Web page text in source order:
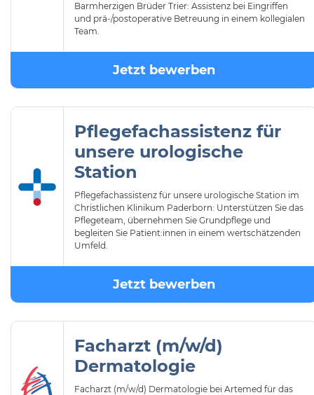
Barmherzigen Brüder Trier: Assistenz bei Eingriffen
und prä-/postoperative Betreuung in einem kollegialen
Team.
Jetzt bewerben
Pflegefachassistenz für
unsere urologische
Station
Pflegefachassistenz für unsere urologische Station im
Christlichen Klinikum Paderborn: Unterstützen Sie das
Pflegeteam, übernehmen Sie Grundpflege und
begleiten Sie Patient:innen in einem wertschätzenden
Umfeld.
Jetzt bewerben
Facharzt (m/w/d)
Dermatologie
Facharzt (m/w/d) Dermatologie bei Artemed für das